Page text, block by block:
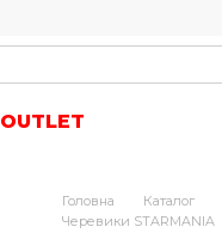
OUTLET
Головна Каталог
Черевики STARMANIA